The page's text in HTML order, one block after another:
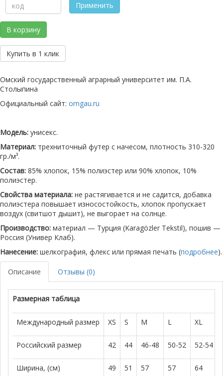
Применить
В корзину
Купить в 1 клик
Омский государственный аграрный университет им. П.А.
Столыпина
Официальный сайт: omgau.ru
Модель: унисекс.
Материал: трехниточный футер с начесом, плотность 310-320
гр./м³.
Состав: 85% хлопок, 15% полиэстер или 90% хлопок, 10%
полиэстер.
Свойства материала: не растягивается и не садится, добавка
полиэстера повышает износостойкость, хлопок пропускает
воздух (свитшот дышит), не выгорает на солнце.
Производство: материал — Турция (Karagözler Tekstil), пошив —
Россия (Универ Клаб).
Нанесение: шелкография, флекс или прямая печать (подробнее).
Описание Отзывы (0)
Размерная таблица
Международный размер XS S M L XL
Российский размер 42 44 46-48 50-52 52-54
Ширина, (см) 49 51 57 57 64